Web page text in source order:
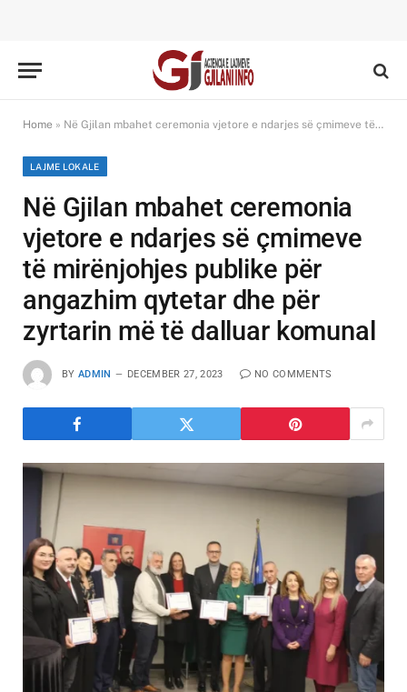
Home » Në Gjilan mbahet ceremonia vjetore e ndarjes së çmimeve të mirënjohjes publike për angazhim qytetar dhe për zyrtarin më të dalluar komunal
LAJME LOKALE
Në Gjilan mbahet ceremonia
vjetore e ndarjes së çmimeve
të mirënjohjes publike për
angazhim qytetar dhe për
zyrtarin më të dalluar komunal
BY ADMIN DECEMBER 27, 2023 NO COMMENTS